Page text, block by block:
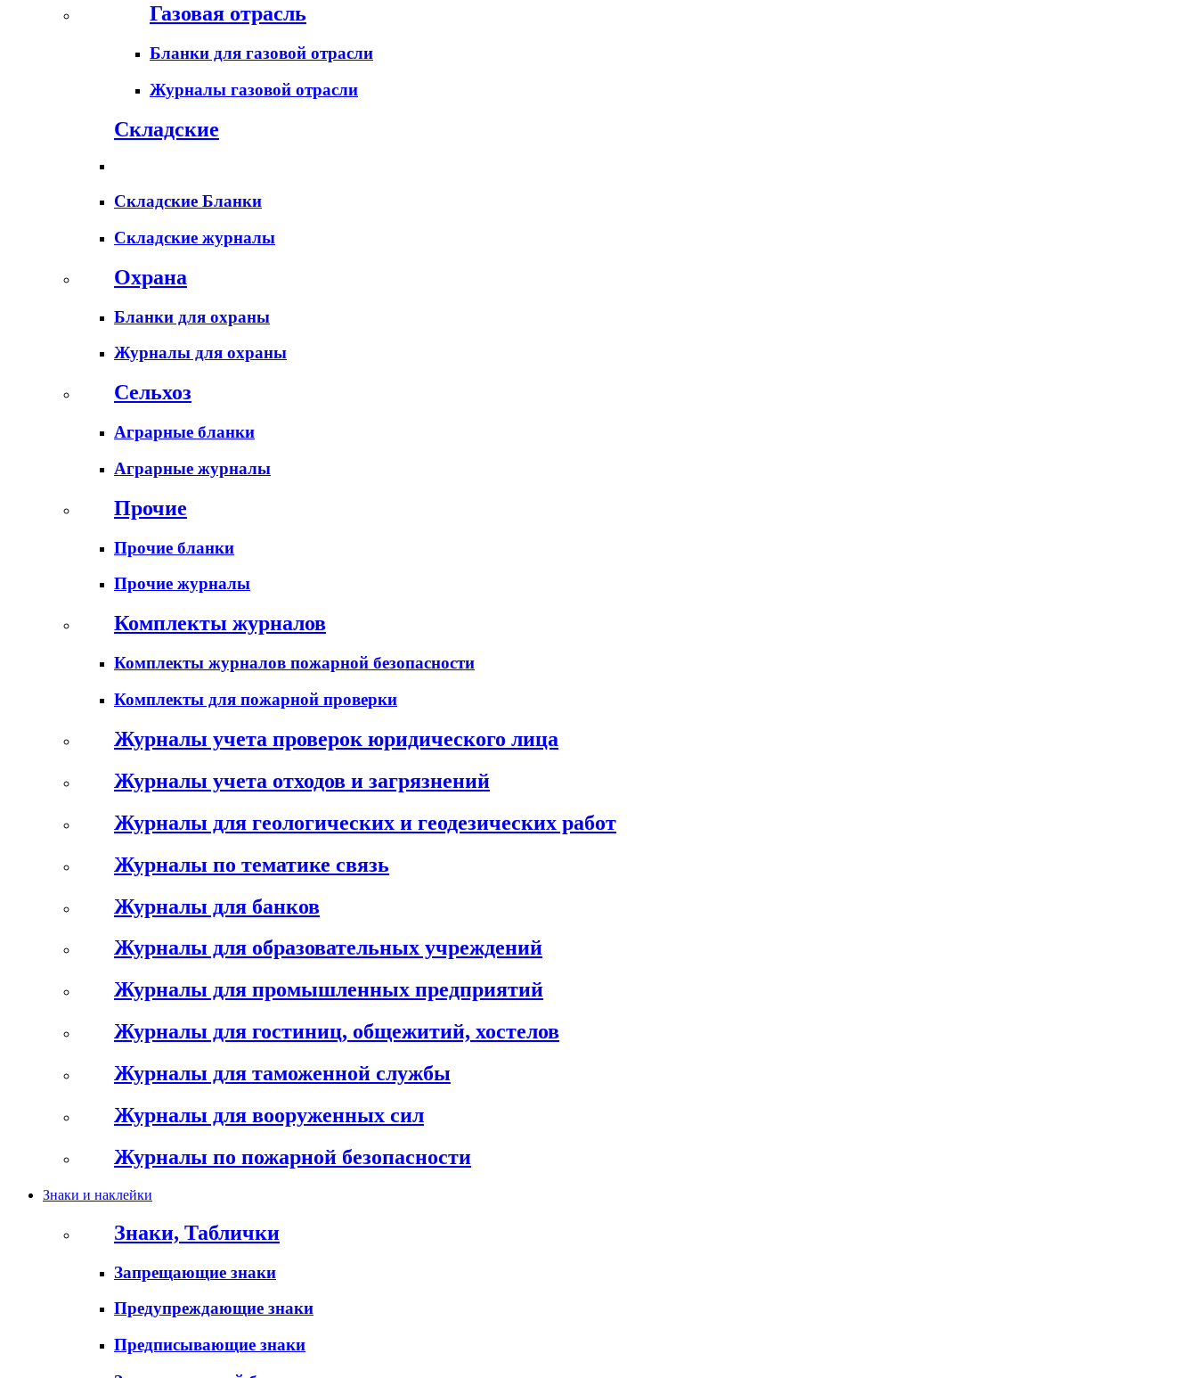
Газовая отрасль
Бланки для газовой отрасли
Журналы газовой отрасли
Складские
Складские Бланки
Складские журналы
Охрана
Бланки для охраны
Журналы для охраны
Сельхоз
Аграрные бланки
Аграрные журналы
Прочие
Прочие бланки
Прочие журналы
Комплекты журналов
Комплекты журналов пожарной безопасности
Комплекты для пожарной проверки
Журналы учета проверок юридического лица
Журналы учета отходов и загрязнений
Журналы для геологических и геодезических работ
Журналы по тематике связь
Журналы для банков
Журналы для образовательных учреждений
Журналы для промышленных предприятий
Журналы для гостиниц, общежитий, хостелов
Журналы для таможенной службы
Журналы для вооруженных сил
Журналы по пожарной безопасности
Знаки и наклейки
Знаки, Таблички
Запрещающие знаки
Предупреждающие знаки
Предписывающие знаки